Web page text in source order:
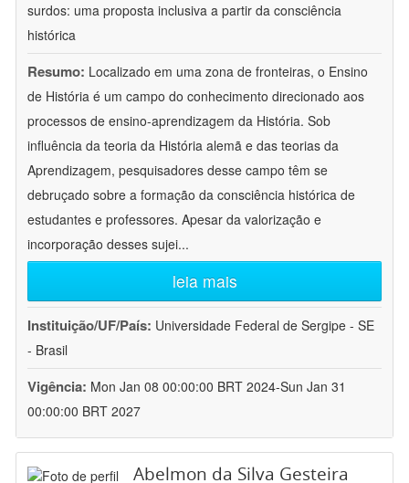
surdos: uma proposta inclusiva a partir da consciência
histórica
Resumo: Localizado em uma zona de fronteiras, o Ensino
de História é um campo do conhecimento direcionado aos
processos de ensino-aprendizagem da História. Sob
influência da teoria da História alemã e das teorias da
Aprendizagem, pesquisadores desse campo têm se
debruçado sobre a formação da consciência histórica de
estudantes e professores. Apesar da valorização e
incorporação desses sujei...
leia mais
Instituição/UF/País: Universidade Federal de Sergipe - SE
- Brasil
Vigência: Mon Jan 08 00:00:00 BRT 2024-Sun Jan 31
00:00:00 BRT 2027
Abelmon da Silva Gesteira